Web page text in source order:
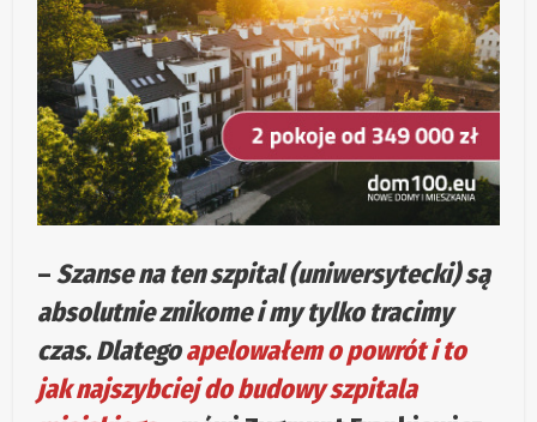
–Szanse na ten szpital (uniwersytecki) są
absolutnie znikome i my tylko tracimy
czas. Dlategoapelowałem o powrót i to
jak najszybciej do budowy szpitala